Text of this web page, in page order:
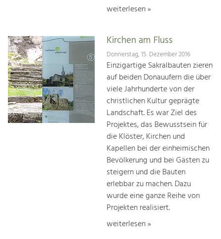
weiterlesen »
Kirchen am Fluss
Donnerstag, 15. Dezember 2016
Einzigartige Sakralbauten zieren
auf beiden Donauufern die über
viele Jahrhunderte von der
christlichen Kultur geprägte
Landschaft. Es war Ziel des
Projektes, das Bewusstsein für
die Klöster, Kirchen und
Kapellen bei der einheimischen
Bevölkerung und bei Gästen zu
steigern und die Bauten
erlebbar zu machen. Dazu
wurde eine ganze Reihe von
Projekten realisiert.
weiterlesen »